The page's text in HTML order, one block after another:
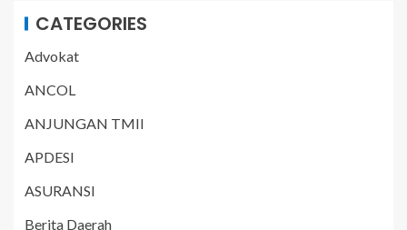
CATEGORIES
Advokat
ANCOL
ANJUNGAN TMII
APDESI
ASURANSI
Berita Daerah